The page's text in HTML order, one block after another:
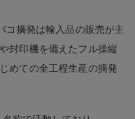
コ摘発は輸入品の販売が主
封印機を備えたフル操縦
めての全工程生産の摘発